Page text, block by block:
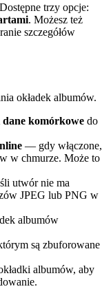
trzy opcje:
. Możesz też
szczegółów
okładek albumów.
komórkowe do
— gdy włączone,
w chmurze. Może to
utwór nie ma
JPEG lub PNG w
albumów
są zbuforowane
albumów, aby